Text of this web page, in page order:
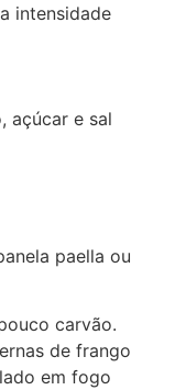
intensidade
açúcar e sal
paella ou
carvão.
de frango
em fogo